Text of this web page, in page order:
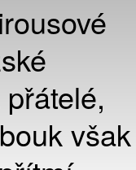
však